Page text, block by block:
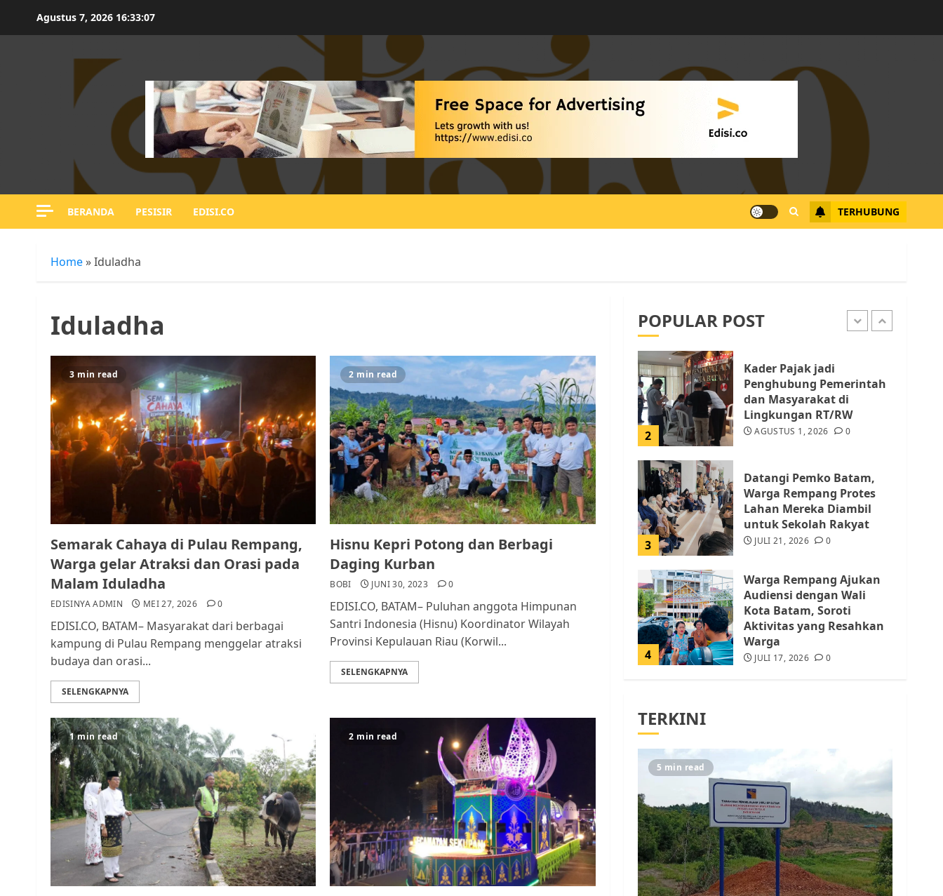
Agustus 7, 2026 16:33:08
BERANDA PESISIR EDISI.CO TERHUBUNG
Home »Iduladha
Iduladha
3 min read
Semarak Cahaya di Pulau Rempang,
Warga gelar Atraksi dan Orasi pada
Malam Iduladha
EDISINYA ADMIN MEI 27, 2026 0
EDISI.CO, BATAM– Masyarakat dari berbagai
kampung di Pulau Rempang menggelar atraksi
budaya dan orasi...
SELENGKAPNYA
2 min read
Hisnu Kepri Potong dan Berbagi
Daging Kurban
BOBI JUNI 30, 2023 0
EDISI.CO, BATAM– Puluhan anggota Himpunan
Santri Indonesia (Hisnu) Koordinator Wilayah
Provinsi Kepulauan Riau (Korwil...
SELENGKAPNYA
1 min read 2 min read
POPULAR POST
Warga Rempang Ajukan
Kota Batam, Soroti
Aktivitas yang Resahkan
0
Batam Berhenti
Merampas Tanah Warga
Rempang
JULI 15, 2026
1 AGUSTUS 1, 2026
2
Kader Pajak jadi
Penghubung Pemerintah
dan Masyarakat di
Lingkungan RT/RW
AGUSTUS 1, 2026 0
3
Datangi Pemko Batam,
Warga Rempang Protes
Lahan Mereka Diambil
untuk Sekolah Rakyat
JULI 21, 2026 0
4
Warga Rempang Ajukan
Audiensi dengan Wali
Kota Batam, Soroti
Aktivitas yang Resahkan
Warga
JULI 17, 2026 0
5 JULI 15, 2026
1
Pemko Batam Tegaskan
RT dan RW bukan Petugas
Pendataan dan
Pemungutan Pajak
AGUSTUS 1, 2026 0
TERKINI
5 min read